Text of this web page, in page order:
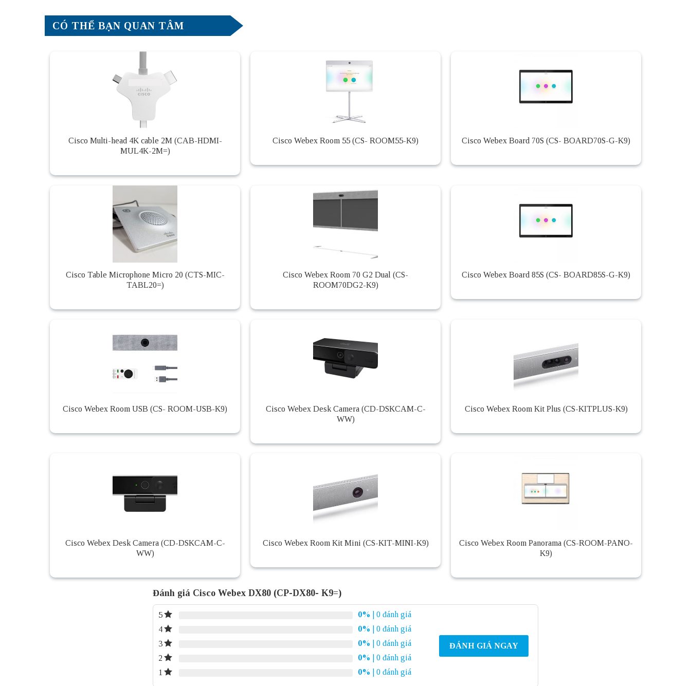
CÓ THỂ BẠN QUAN TÂM
Cisco Multi-head 4K cable 2M (CAB-HDMI-
MUL4K-2M=)
Cisco Webex Room 55 (CS- ROOM55-K9) Cisco Webex Board 70S (CS- BOARD70S-G-K9)
Cisco Table Microphone Micro 20 (CTS-MIC-
TABL20=)
Cisco Webex Room 70 G2 Dual (CS-
ROOM70DG2-K9)
Cisco Webex Board 85S (CS- BOARD85S-G-K9)
Cisco Webex Room USB (CS- ROOM-USB-K9)
Cisco Webex Desk Camera (CD-DSKCAM-C-
WW)
Cisco Webex Room Kit Plus (CS-KITPLUS-K9)
Cisco Webex Desk Camera (CD-DSKCAM-C-
WW)
Cisco Webex Room Kit Mini (CS-KIT-MINI-K9)
Cisco Webex Room Panorama (CS-ROOM-PANO-
K9)
Đánh giá Cisco Webex DX80 (CP-DX80- K9=)
5 0%
| 0 đánh giá
4
0%
| 0 đánh giá
3
0%
| 0 đánh giá
2
0%
| 0 đánh giá
1
0% | 0 đánh giá
ĐÁNH GIÁ NGAY